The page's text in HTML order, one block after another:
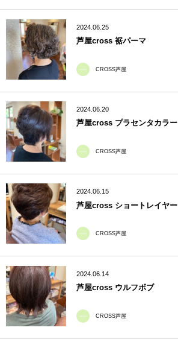
2024.06.25
芦屋cross 裾パーマ
CROSS芦屋
2024.06.20
芦屋cross プラセンタカラー
CROSS芦屋
2024.06.15
芦屋cross ショートレイヤー
CROSS芦屋
2024.06.14
芦屋cross ウルフボブ
CROSS芦屋